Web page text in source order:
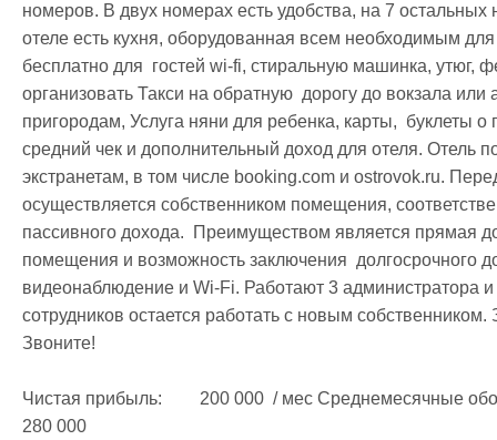
номеров. В двух номерах есть удобства, на 7
отеле есть кухня, оборудованная всем необходимым
бесплатно для  гостей wi-fi, стиральную машинка, утюг,
организовать Такси на обратную  дорогу до вокзала
пригородам, Услуга няни для ребенка, карты,  буклеты о
средний чек и дополнительный доход для отеля.
экстранетам, в том числе booking.com и ostrovok.ru.
осуществляется собственником помещения,
пассивного дохода.  Преимуществом является прямая
помещения и возможность заключения  долгосрочного
видеонаблюдение и Wi-Fi. Работают 3 администратора
сотрудников остается работать с новым
Звоните!
Чистая прибыль: 	200 000  / мес Среднемесячные обороты:	480 000  Среднемесячные расходы:
280 000